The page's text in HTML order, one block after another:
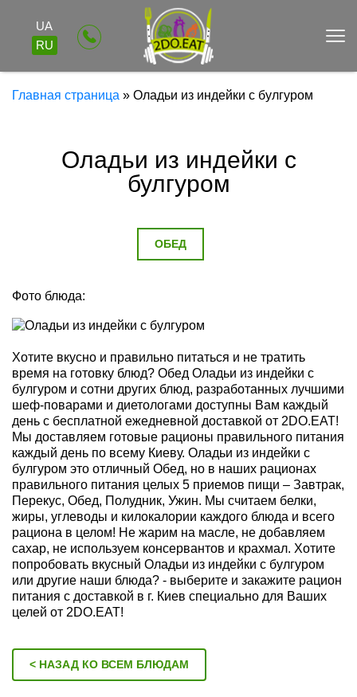
UA
RU
Главная страница » Оладьи из индейки с булгуром
Оладьи из индейки с
булгуром
ОБЕД
Фото блюда:
Хотите вкусно и правильно питаться и не тратить
время на готовку блюд? Обед Оладьи из индейки с
булгуром и сотни других блюд, разработанных лучшими
шеф-поварами и диетологами доступны Вам каждый
день с бесплатной ежедневной доставкой от 2DO.EAT!
Мы доставляем готовые рационы правильного питания
каждый день по всему Киеву. Оладьи из индейки с
булгуром это отличный Обед, но в наших рационах
правильного питания целых 5 приемов пищи – Завтрак,
Перекус, Обед, Полудник, Ужин. Мы считаем белки,
жиры, углеводы и килокалории каждого блюда и всего
рациона в целом! Не жарим на масле, не добавляем
сахар, не используем консервантов и крахмал. Хотите
попробовать вкусный Оладьи из индейки с булгуром
или другие наши блюда? - выберите и закажите рацион
питания с доставкой в г. Киев специально для Ваших
целей от 2DO.EAT!
< НАЗАД КО ВСЕМ БЛЮДАМ